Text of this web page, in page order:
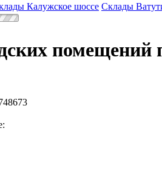
Калужское шоссе Склады